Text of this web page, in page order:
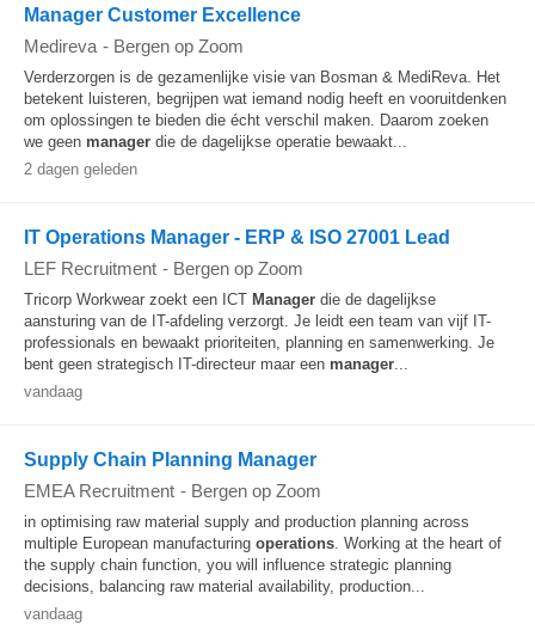
Manager Customer Excellence
Medireva - Bergen op Zoom
Verderzorgen is de gezamenlijke visie van Bosman & MediReva. Het
betekent luisteren, begrijpen wat iemand nodig heeft en vooruitdenken
om oplossingen te bieden die écht verschil maken. Daarom zoeken
we geen manager die de dagelijkse operatie bewaakt...
2 dagen geleden
IT Operations Manager - ERP & ISO 27001 Lead
LEF Recruitment - Bergen op Zoom
Tricorp Workwear zoekt een ICT Manager die de dagelijkse
aansturing van de IT-afdeling verzorgt. Je leidt een team van vijf IT-
professionals en bewaakt prioriteiten, planning en samenwerking. Je
bent geen strategisch IT-directeur maar een manager...
vandaag
Supply Chain Planning Manager
EMEA Recruitment - Bergen op Zoom
in optimising raw material supply and production planning across
multiple European manufacturing operations. Working at the heart of
the supply chain function, you will influence strategic planning
decisions, balancing raw material availability, production...
vandaag